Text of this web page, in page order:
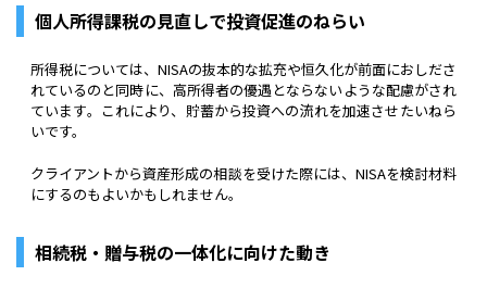
個人所得課税の見直しで投資促進のねらい
所得税については、NISAの抜本的な拡充や恒久化が前面におしださ
れているのと同時に、高所得者の優遇とならないような配慮がされ
ています。これにより、貯蓄から投資への流れを加速させたいねら
いです。
クライアントから資産形成の相談を受けた際には、NISAを検討材料
にするのもよいかもしれません。
相続税・贈与税の一体化に向けた動き